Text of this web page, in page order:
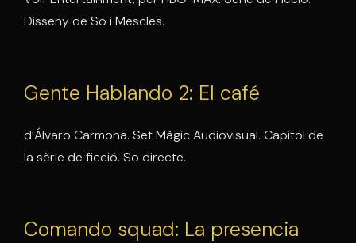
Disseny de So i Mescles.
Gente Hablando 2: El café
d’Álvaro Carmona. Set Màgic Audiovisual. Capítol de
la sèrie de ficció. So directe.
Comando squad: La presencia